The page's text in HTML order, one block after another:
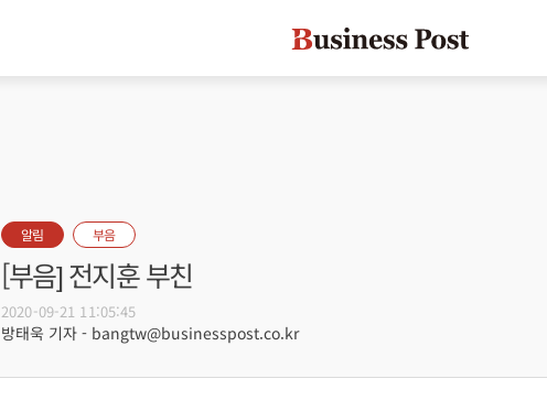
알림 부음
[부음] 전지훈 부친
2020-09-21 11:05:45
방태욱 기자 - bangtw@businesspost.co.kr